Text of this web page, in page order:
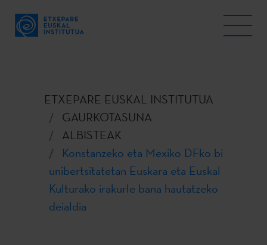
ETXEPARE EUSKAL INSTITUTUA
GAURKOTASUNA
ALBISTEAK
Konstanzeko eta Mexiko DFko bi
unibertsitatetan Euskara eta Euskal
Kulturako irakurle bana hautatzeko
deialdia